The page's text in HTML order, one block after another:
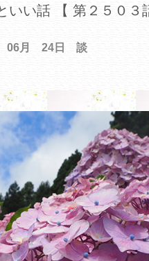
いい話 【 第２５０３
06月 24日 談